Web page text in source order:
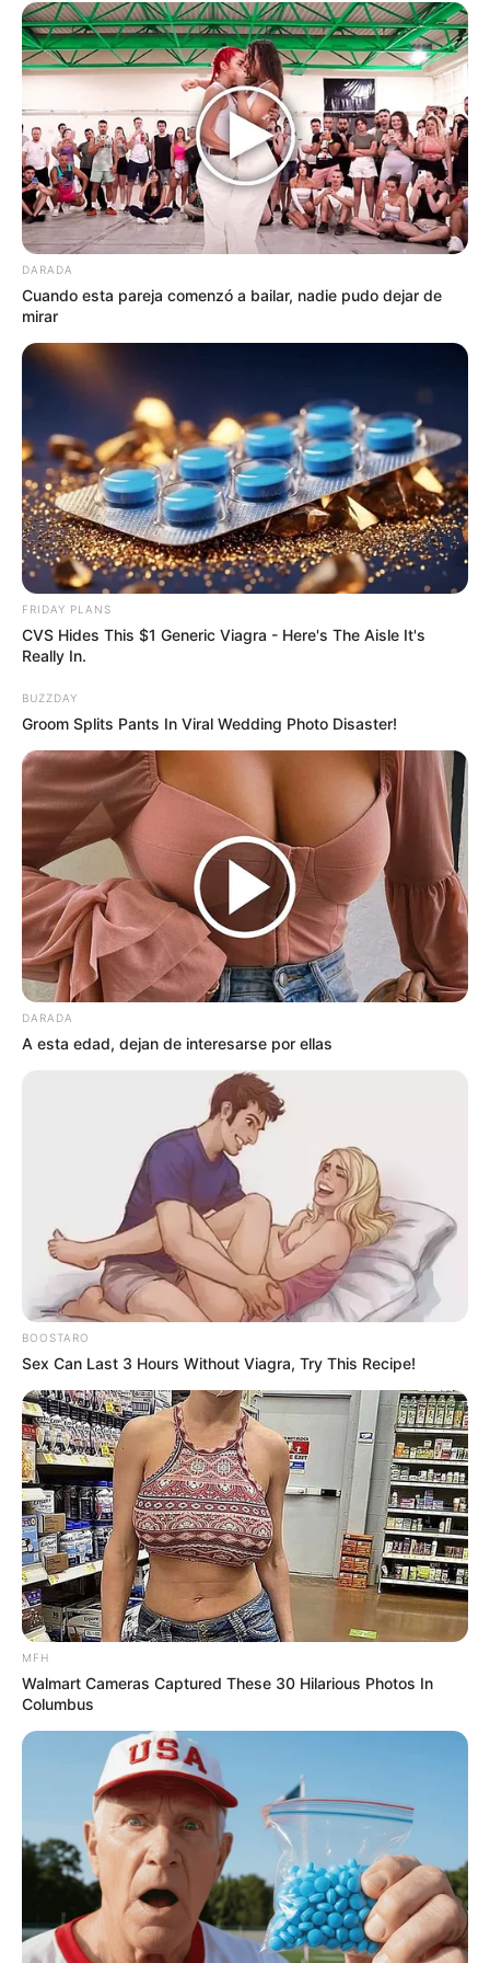
III. Receta Detallada para
Preparar Té de Perejil
1 manojo grande de perejil fresco
(aproximadamente 30-40 gramos)
1 litro de agua
Jugo de medio limón (opcional)
Instrucciones:
Lavar el Perejil:Enjuaga bien el perejil
bajo agua corriente para eliminar
cualquier suciedad o residuo.
Preparar el Agua:Hierve el litro de agua
en una olla grande.
esté hirviendo, agrega el perejil. Puedes
más sabor y nutrientes.
Hervir:Reduce el fuego y deja hervir a
fuego lento durante 10-15 minutos.
Reposar: Apaga el fuego y deja reposar
la mezcla durante unos 10 minutos para
permitir que el perejil libere todos sus
componentes beneficiosos.
Colar:Cuela el té para eliminar los restos
DARADA
Cuando esta pareja comenzó a bailar, nadie pudo dejar de
mirar
FRIDAY PLANS
CVS Hides This $1 Generic Viagra - Here's The Aisle It's
Really In.
BUZZDAY
Groom Splits Pants In Viral Wedding Photo Disaster!
DARADA
A esta edad, dejan de interesarse por ellas
BOOSTARO
Sex Can Last 3 Hours Without Viagra, Try This Recipe!
MFH
Walmart Cameras Captured These 30 Hilarious Photos In
Columbus